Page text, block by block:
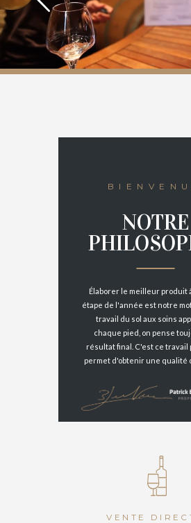
NOTRE
Élaborer le meilleur produit
étape de l'année est notre
travail du sol aux soins
chaque pied, on pense
résultat final. C'est ce travail
permet d'obtenir une qualité
VENTE